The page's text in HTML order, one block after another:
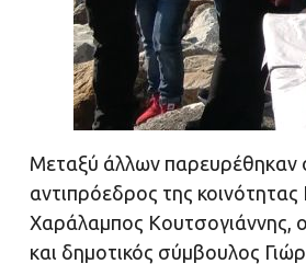
Μεταξύ άλλων παρευρέθηκαν
αντιπρόεδρος της
Χαράλαμπος Κουτσογιάννης,
και δημοτικός σύμβουλος